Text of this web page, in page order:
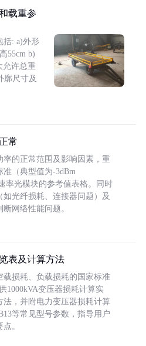
载重参
括: a)外形
55cm b)
允许总重
廓尺寸及
常
的正常范围及影响因素，重
准（典型值为-3dBm
率光模块的参考值表格。同时
光纤损耗、连接器问题）及
网络性能问题。
表及计算方法
损耗、负载损耗的国家标准
1000kVA变压器损耗计算实
，并附电力变压器损耗计算
等常见型号参数，指导用户
。